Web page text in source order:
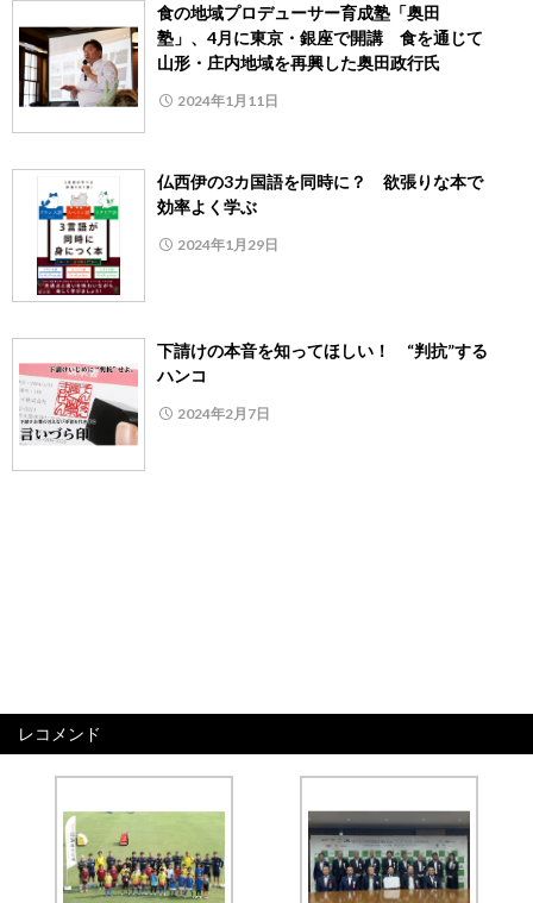
食の地域プロデューサー育成塾「奥田
塾」、4月に東京・銀座で開講 食を通じて
山形・庄内地域を再興した奥田政行氏
2024年1月11日
仏西伊の3カ国語を同時に？ 欲張りな本で
効率よく学ぶ
2024年1月29日
下請けの本音を知ってほしい！ “判抗”する
ハンコ
2024年2月7日
レコメンド